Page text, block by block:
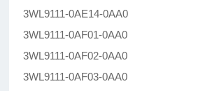
3WL9111-0AE14-0AA0
3WL9111-0AF01-0AA0
3WL9111-0AF02-0AA0
3WL9111-0AF03-0AA0